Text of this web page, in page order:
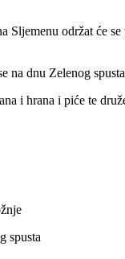
Sljemenu održat će
na dnu Zelenog
i hrana i piće te
spusta